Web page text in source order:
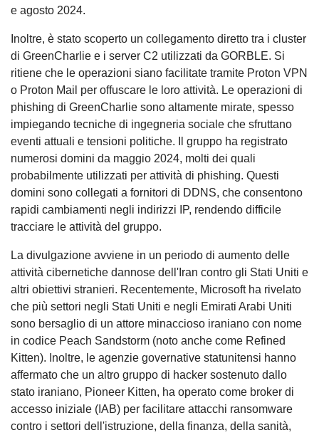
e agosto 2024.
Inoltre, è stato scoperto un collegamento diretto tra i cluster
di GreenCharlie e i server C2 utilizzati da GORBLE. Si
ritiene che le operazioni siano facilitate tramite Proton VPN
o Proton Mail per offuscare le loro attività. Le operazioni di
phishing di GreenCharlie sono altamente mirate, spesso
impiegando tecniche di ingegneria sociale che sfruttano
eventi attuali e tensioni politiche. Il gruppo ha registrato
numerosi domini da maggio 2024, molti dei quali
probabilmente utilizzati per attività di phishing. Questi
domini sono collegati a fornitori di DDNS, che consentono
rapidi cambiamenti negli indirizzi IP, rendendo difficile
tracciare le attività del gruppo.
La divulgazione avviene in un periodo di aumento delle
attività cibernetiche dannose dell'Iran contro gli Stati Uniti e
altri obiettivi stranieri. Recentemente, Microsoft ha rivelato
che più settori negli Stati Uniti e negli Emirati Arabi Uniti
sono bersaglio di un attore minaccioso iraniano con nome
in codice Peach Sandstorm (noto anche come Refined
Kitten). Inoltre, le agenzie governative statunitensi hanno
affermato che un altro gruppo di hacker sostenuto dallo
stato iraniano, Pioneer Kitten, ha operato come broker di
accesso iniziale (IAB) per facilitare attacchi ransomware
contro i settori dell'istruzione, della finanza, della sanità,